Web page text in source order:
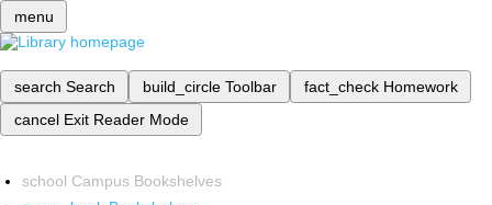
menu
search Search build_circle Toolbar fact_check Homework
cancel Exit Reader Mode
school Campus Bookshelves